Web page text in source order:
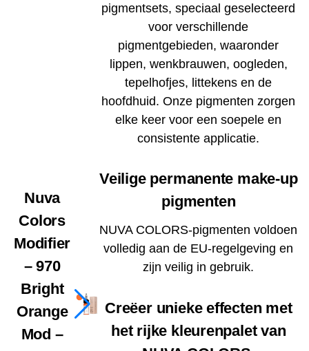
Nuva
Colors
Modifier
– 970
Bright
Orange
Mod –
pigmentsets, speciaal geselecteerd
voor verschillende
pigmentgebieden, waaronder
lippen, wenkbrauwen, oogleden,
tepelhofjes, littekens en de
hoofdhuid. Onze pigmenten zorgen
elke keer voor een soepele en
consistente applicatie.
Veilige permanente make-up
pigmenten
NUVA COLORS-pigmenten voldoen
volledig aan de EU-regelgeving en
zijn veilig in gebruik.
Creëer unieke effecten met
het rijke kleurenpalet van